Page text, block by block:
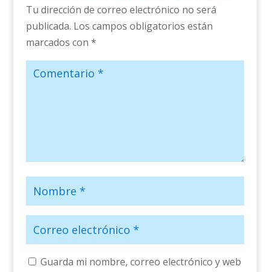
Tu dirección de correo electrónico no será
publicada. Los campos obligatorios están
marcados con *
Guarda mi nombre, correo electrónico y web